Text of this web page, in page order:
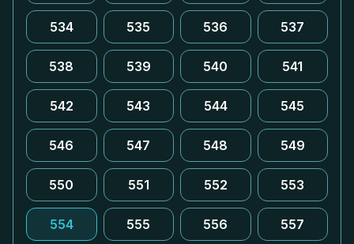
534 535 536 537
538 539 540 541
542 543 544 545
546 547 548 549
550 551 552 553
554 555 556 557